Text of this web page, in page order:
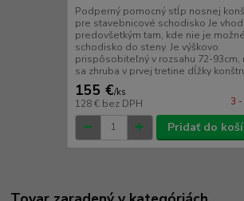
Podperný pomocný stĺp nosnej
pre stavebnicové schodisko Je
predovšetkým tam, kde nie je
schodisko do steny. Je výškovo
prispôsobiteľný v rozsahu 72-93cm,
sa zhruba v prvej tretine dĺžky
155 €/ks
128 € bez DPH 3 -
Pridať do